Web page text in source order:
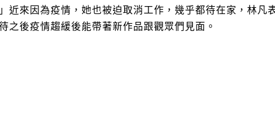
近來因為疫情，她也被迫取消工作，幾乎都待在家，林
之後疫情趨緩後能帶著新作品跟觀眾們見面。